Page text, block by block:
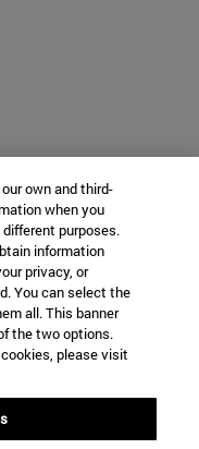
own and third-
when you
purposes.
information
privacy, or
You can select the
all. This banner
the two options.
please visit